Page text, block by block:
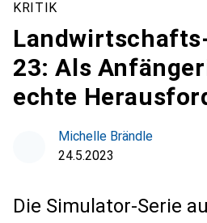
KRITIK
23: Als
echte
Michelle Brändle
24.5.2023
Die Simulator-Serie